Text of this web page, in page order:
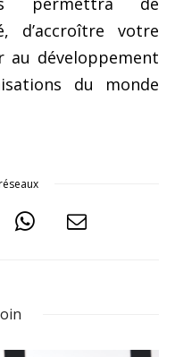
d’accroître votre
développement
du monde